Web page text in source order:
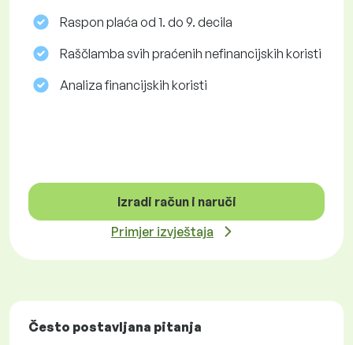
Raspon plaća od 1. do 9. decila
Raščlamba svih praćenih nefinancijskih koristi
Analiza financijskih koristi
Izradi račun i naruči
Primjer izvještaja
Često postavljana pitanja